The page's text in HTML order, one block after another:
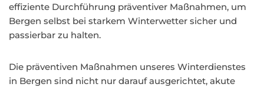
effiziente Durchführung präventiver Maßnahmen, um
Bergen selbst bei starkem Winterwetter sicher und
passierbar zu halten.
Die präventiven Maßnahmen unseres Winterdienstes
in Bergen sind nicht nur darauf ausgerichtet, akute